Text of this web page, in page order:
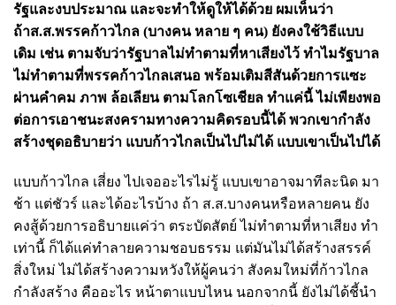
รัฐและงบประมาณ และจะทำให้ดูให้ได้ด้วย ผมเห็นว่า
ถ้าส.ส.พรรคก้าวไกล (บางคน หลาย ๆ คน) ยังคงใช้วิธีแบบ
เดิม เช่น ตามจับว่ารัฐบาลไม่ทำตามที่หาเสียงไว้ ทำไมรัฐบาล
ไม่ทำตามที่พรรคก้าวไกลเสนอ พร้อมเติมสีสันด้วยการแซะ
ผ่านคำคม ภาพ ล้อเลียน ตามโลกโซเชียล ทำแค่นี้ ไม่เพียงพอ
ต่อการเอาชนะสงครามทางความคิดรอบนี้ได้ พวกเขากำลัง
สร้างชุดอธิบายว่า แบบก้าวไกลเป็นไปไม่ได้ แบบเขาเป็นไปได้
แบบก้าวไกล เสี่ยง ไปเจออะไรไม่รู้ แบบเขาอาจมาทีละนิด มา
ช้า แต่ชัวร์ และได้อะไรบ้าง ถ้า ส.ส.บางคนหรือหลายคน ยัง
คงสู้ด้วยการอธิบายแค่ว่า ตระบัดสัตย์ ไม่ทำตามที่หาเสียง ทำ
เท่านี้ ก็ได้แค่ทำลายความชอบธรรม แต่มันไม่ได้สร้างสรรค์
สิ่งใหม่ ไม่ได้สร้างความหวังให้ผู้คนว่า สังคมใหม่ที่ก้าวไกล
กำลังสร้าง คืออะไร หน้าตาแบบไหน นอกจากนี้ ยังไม่ได้ชี้นำ